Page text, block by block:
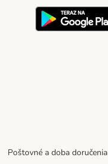
Poštovné a doba doručenia